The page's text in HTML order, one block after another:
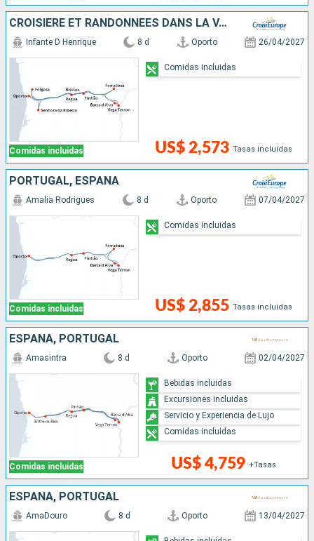
CROISIÈRE ET RANDONNÉES DANS LA VALLÉE DU DOURO, UNE NATURE PRÉSERVÉE
Comidas incluidas
Infante D Henrique 8 d Oporto 26/04/2027
US$ 2,573 Tasas incluidas
Comidas incluidas
PORTUGAL, ESPAÑA
Comidas incluidas
Amalia Rodrigues 8 d Oporto 07/04/2027
US$ 2,855 Tasas incluidas
Comidas incluidas
ESPAÑA, PORTUGAL
Comidas incluidas
Amasintra 8 d Oporto 02/04/2027
US$ 4,759 +Tasas
Bebidas incluidas
Excursiones incluidas
Servicio y Experiencia de Lujo
Comidas incluidas
ESPAÑA, PORTUGAL
AmaDouro 8 d Oporto 13/04/2027